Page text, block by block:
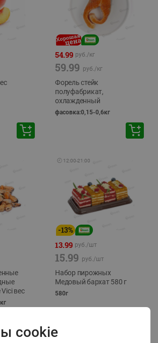
54.99 руб./кг
59.99 руб./кг
Форель стейк
полуфабрикат,
охлажденный
фасовка:0,15-0,6кг
вес
🕘 12:00-21:00
-13%
13.99 руб./шт
15.99 руб./шт
Набор пирожных
Медовый бархат 580 г
580г
cookie